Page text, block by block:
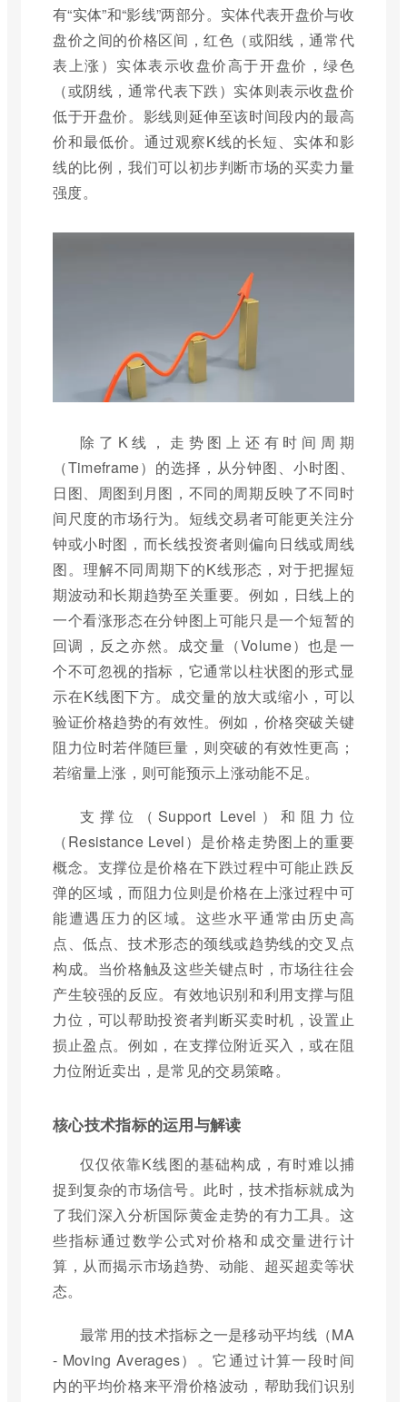
有“实体”和“影线”两部分。实体代表开盘价与收
盘价之间的价格区间，红色（或阳线，通常代
表上涨）实体表示收盘价高于开盘价，绿色
（或阴线，通常代表下跌）实体则表示收盘价
低于开盘价。影线则延伸至该时间段内的最高
价和最低价。通过观察K线的长短、实体和影
线的比例，我们可以初步判断市场的买卖力量
强度。
除了K线，走势图上还有时间周期
（Timeframe）的选择，从分钟图、小时图、
日图、周图到月图，不同的周期反映了不同时
间尺度的市场行为。短线交易者可能更关注分
钟或小时图，而长线投资者则偏向日线或周线
图。理解不同周期下的K线形态，对于把握短
期波动和长期趋势至关重要。例如，日线上的
一个看涨形态在分钟图上可能只是一个短暂的
回调，反之亦然。成交量（Volume）也是一
个不可忽视的指标，它通常以柱状图的形式显
示在K线图下方。成交量的放大或缩小，可以
验证价格趋势的有效性。例如，价格突破关键
阻力位时若伴随巨量，则突破的有效性更高；
若缩量上涨，则可能预示上涨动能不足。
支撑位（Support Level）和阻力位
（Resistance Level）是价格走势图上的重要
概念。支撑位是价格在下跌过程中可能止跌反
弹的区域，而阻力位则是价格在上涨过程中可
能遭遇压力的区域。这些水平通常由历史高
点、低点、技术形态的颈线或趋势线的交叉点
构成。当价格触及这些关键点时，市场往往会
产生较强的反应。有效地识别和利用支撑与阻
力位，可以帮助投资者判断买卖时机，设置止
损止盈点。例如，在支撑位附近买入，或在阻
力位附近卖出，是常见的交易策略。
核心技术指标的运用与解读
仅仅依靠K线图的基础构成，有时难以捕
捉到复杂的市场信号。此时，技术指标就成为
了我们深入分析国际黄金走势的有力工具。这
些指标通过数学公式对价格和成交量进行计
算，从而揭示市场趋势、动能、超买超卖等状
态。
最常用的技术指标之一是移动平均线（MA
- Moving Averages）。它通过计算一段时间
内的平均价格来平滑价格波动，帮助我们识别